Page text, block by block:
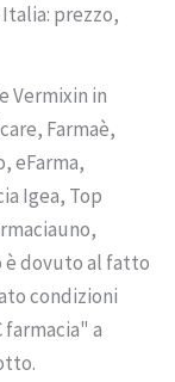
prezzo,
Vermixin in
Farmaè,
eFarma,
Igea, Top
è dovuto al fatto
condizioni
farmacia" a